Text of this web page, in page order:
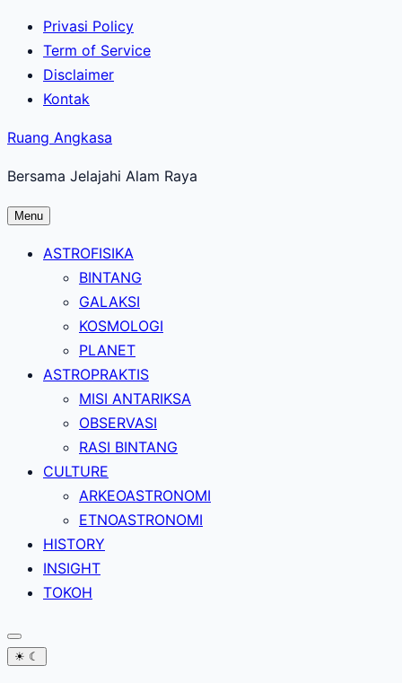
Lewati
konten
utama
Privasi Policy
Term of Service
Disclaimer
Kontak
Ruang Angkasa
Bersama Jelajahi Alam Raya
Menu
ASTROFISIKA
BINTANG
GALAKSI
KOSMOLOGI
PLANET
ASTROPRAKTIS
MISI ANTARIKSA
OBSERVASI
RASI BINTANG
CULTURE
ARKEOASTRONOMI
ETNOASTRONOMI
HISTORY
INSIGHT
TOKOH
☀ ☾